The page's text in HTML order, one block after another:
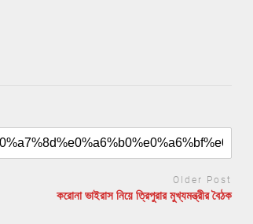
Older Post
করোনা ভাইরাস নিয়ে ত্রিপুরার মুখ্যমন্ত্রীর বৈঠক